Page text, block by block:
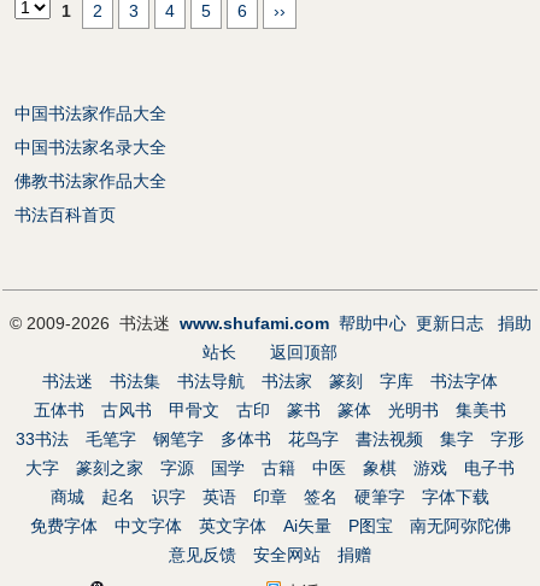
1 2 3 4 5 6 ››
中国书法家作品大全
中国书法家名录大全
佛教书法家作品大全
书法百科首页
© 2009-2026 书法迷 www.shufami.com 帮助中心 更新日志
捐助
站长
返回顶部
书法迷
书法集 书法导航 书法家 篆刻 字库
书法字体
五体书
古风书 甲骨文 古印 篆书 篆体 光明书
集美书
33书法
毛笔字 钢笔字 多体书 花鸟字 書法视频 集字
字形
大字
篆刻之家 字源 国学 古籍 中医 象棋 游戏
电子书
商城
起名 识字 英语 印章 签名 硬筆字
字体下载
免费字体
中文字体 英文字体 Ai矢量 P图宝
南无阿弥陀佛
意见反馈
安全网站
捐赠